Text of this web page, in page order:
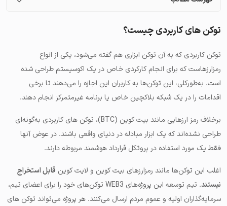
توکن های کاربردی چیست؟
توکن کاربردی که به آن توکن ابزاری هم گفته می‌شود، یکی از انواع
رمزارزهاست که برای انجام کارکردی خاص در یک اکوسیستم طراحی شده‌
است. به‌طورکلی، این توکن‌ها به کاربران این اجازه را می‌دهند تا برخی
اقدامات را در یک شبکه بلاکچین خاص یا برنامه غیرمتمرکز انجام دهند.
برخلاف رمز ارزهایی مانند بیت کوین (BTC)، توکن های کاربردی به‌گونه‌ای
طراحی نشده‌اند که یک ابزار مبادله در دنیای واقعی باشند. در عوض آنها
فقط یک مورد استفاده در پروتکل قرارداد هوشمند مربوطه دارند.
اغلب این توکن‌ها مانند رمزارزهای بیت کوین و لایت کوین قابل استخراج
نیستند
. تیم توسعه این پروژه‌های WEB3 توکن‌های خود را برای اعضای تیم،
سرمایه‌گذاران اولیه و عموم مردم ارسال می‌کنند. هر پروژه می‌تواند توکن های